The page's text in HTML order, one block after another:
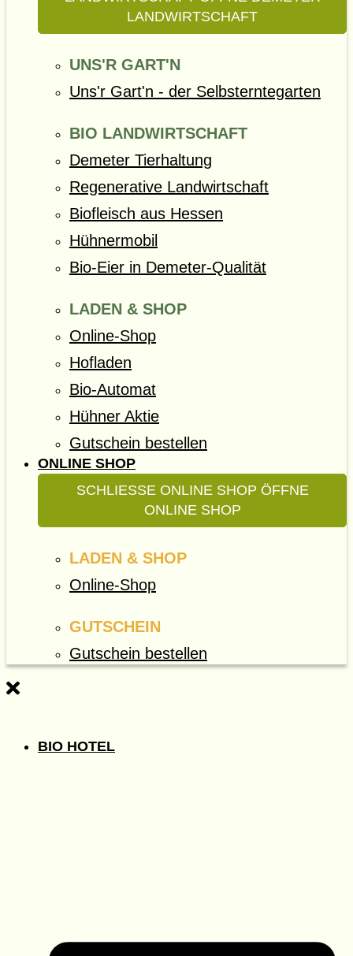
LANDWIRTSCHAFT
UNS'R GART'N
Uns'r Gart'n - der Selbsterntegarten
BIO LANDWIRTSCHAFT
Demeter Tierhaltung
Regenerative Landwirtschaft
Biofleisch aus Hessen
Hühnermobil
Bio-Eier in Demeter-Qualität
LADEN & SHOP
Online-Shop
Hofladen
Bio-Automat
Hühner Aktie
Gutschein bestellen
ONLINE SHOP
SCHLIESSE ONLINE SHOP
ÖFFNE
ONLINE SHOP
LADEN & SHOP
Online-Shop
GUTSCHEIN
Gutschein bestellen
BIO HOTEL